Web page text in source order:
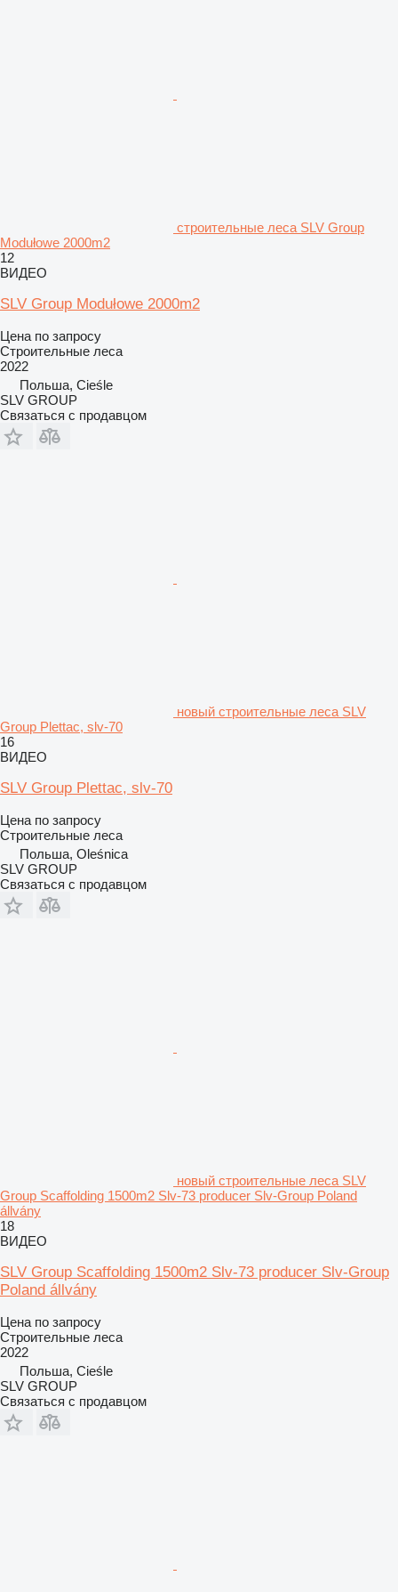
строительные леса SLV Group
Modułowe 2000m2
12
ВИДЕО
SLV Group Modułowe 2000m2
Цена по запросу
Строительные леса
2022
Польша, Cieśle
SLV GROUP
Связаться с продавцом
новый строительные леса SLV
Group Plettac, slv-70
16
ВИДЕО
SLV Group Plettac, slv-70
Цена по запросу
Строительные леса
Польша, Oleśnica
SLV GROUP
Связаться с продавцом
новый строительные леса SLV
Group Scaffolding 1500m2 Slv-73 producer Slv-Group Poland
állvány
18
ВИДЕО
SLV Group Scaffolding 1500m2 Slv-73 producer Slv-Group
Poland állvány
Цена по запросу
Строительные леса
2022
Польша, Cieśle
SLV GROUP
Связаться с продавцом